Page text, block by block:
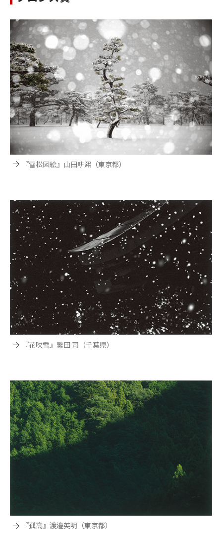
『雪松図絵』山田耕熙（東京都）
『花吹雪』繁田 司（千葉県）
『孤高』渡邉英明（東京都）